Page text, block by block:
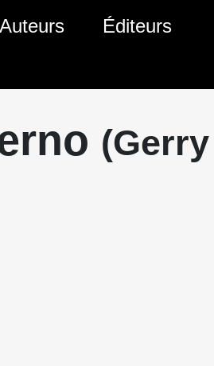
Auteurs Éditeurs
(Gerry